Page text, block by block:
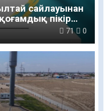
сайлауынан
пікір
71 0